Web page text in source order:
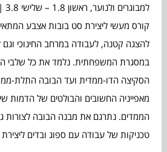
למבוגרים ולנוער, ראשון 1.8 – שלישי 3.8 | 21:00-16:00
קורס מעשי ליצירת סט בובות אצבע
להצגה קטנה, לעבודה במרחב החינוכי
במסגרת המשפחתית. נלמד את כל שלבי
הסקיצה הדו-ממדית ועד הבובה התלת-
מאפייניה החשובים והבולטים של הדמות
הממדים. נתרגם את מבנה הבובה לצורות
טכניקות של עבודה עם ספוג ובדים ליצירת